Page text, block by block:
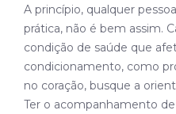
A princípio, qualquer
prática, não é bem assim.
condição de saúde que
condicionamento, como
no coração, busque a
Ter o acompanhamento